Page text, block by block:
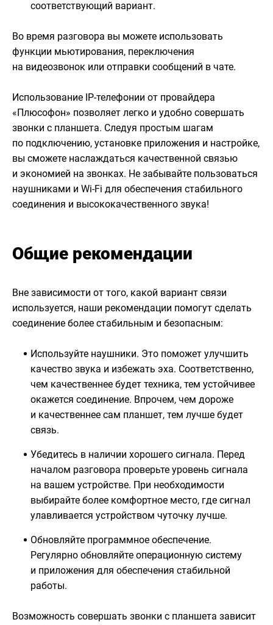
соответствующий вариант.
Во время разговора вы можете использовать
функции мьютирования, переключения
на видеозвонок или отправки сообщений в чате.
Использование IP-телефонии от провайдера
«Плюсофон» позволяет легко и удобно совершать
звонки с планшета. Следуя простым шагам
по подключению, установке приложения и настройке,
вы сможете наслаждаться качественной связью
и экономией на звонках. Не забывайте пользоваться
наушниками и Wi-Fi для обеспечения стабильного
соединения и высококачественного звука!
Общие рекомендации
Вне зависимости от того, какой вариант связи
используется, наши рекомендации помогут сделать
соединение более стабильным и безопасным:
Используйте наушники. Это поможет улучшить
качество звука и избежать эха. Соответственно,
чем качественнее будет техника, тем устойчивее
окажется соединение. Впрочем, чем дороже
и качественнее сам планшет, тем лучше будет
связь.
Убедитесь в наличии хорошего сигнала. Перед
началом разговора проверьте уровень сигнала
на вашем устройстве. При необходимости
выбирайте более комфортное место, где сигнал
улавливается устройством чуточку лучше.
Обновляйте программное обеспечение.
Регулярно обновляйте операционную систему
и приложения для обеспечения стабильной
работы.
Возможность совершать звонки с планшета зависит